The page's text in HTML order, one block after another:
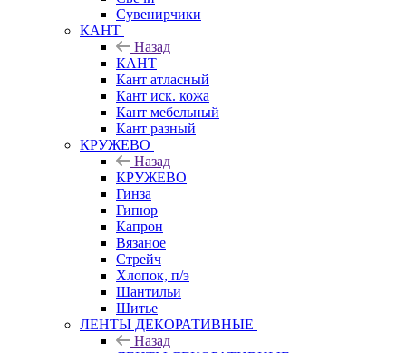
Сувенирчики
КАНТ
Назад
КАНТ
Кант атласный
Кант иск. кожа
Кант мебельный
Кант разный
КРУЖЕВО
Назад
КРУЖЕВО
Гинза
Гипюр
Капрон
Вязаное
Стрейч
Хлопок, п/э
Шантильи
Шитье
ЛЕНТЫ ДЕКОРАТИВНЫЕ
Назад